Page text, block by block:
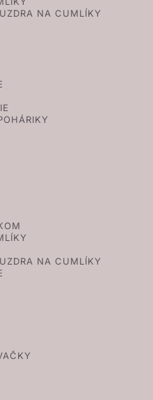
NA CUMLÍKY
NA CUMLÍKY